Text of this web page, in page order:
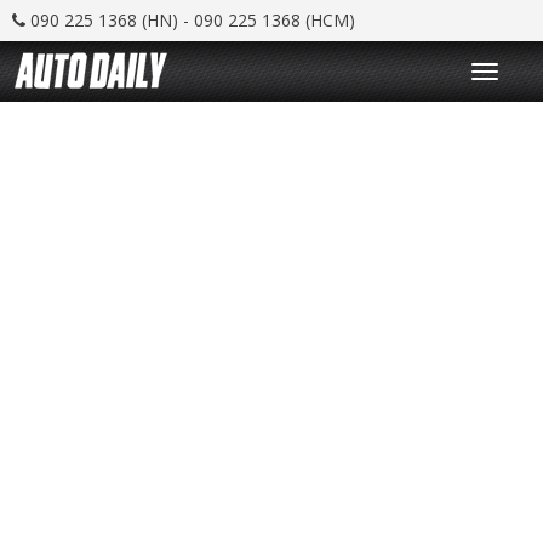
090 225 1368 (HN) - 090 225 1368 (HCM)
T
o
g